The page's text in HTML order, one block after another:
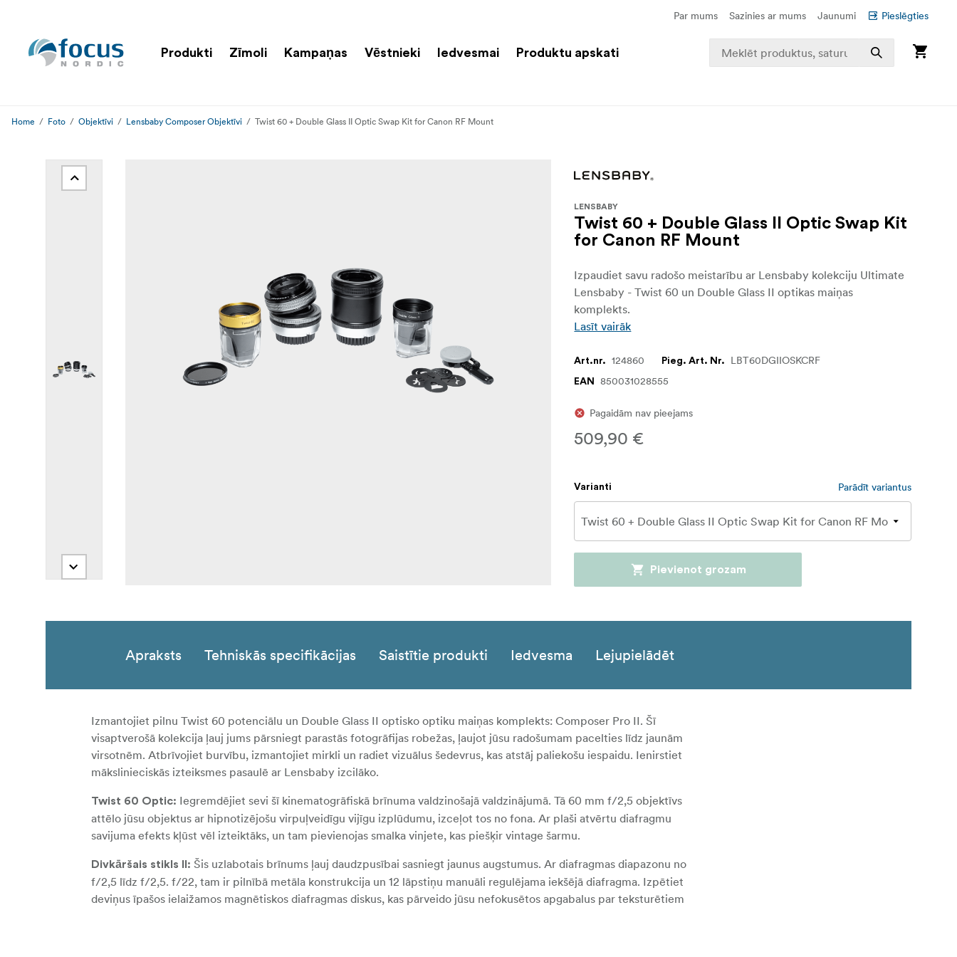
Par mums Sazinies ar mums Jaunumi Pieslēgties
Produkti Zīmoli Kampaņas Vēstnieki Iedvesmai Produktu apskati
Home Foto Objektīvi Lensbaby Composer Objektīvi Twist 60 + Double Glass II Optic Swap Kit for Canon RF Mount
LENSBABY
Twist 60 + Double Glass II Optic Swap Kit
for Canon RF Mount
Izpaudiet savu radošo meistarību ar Lensbaby kolekciju Ultimate
Lensbaby - Twist 60 un Double Glass II optikas maiņas
komplekts.
Lasīt vairāk
Art.nr. 124860 Pieg. Art. Nr. LBT60DGIIOSKCRF
EAN 850031028555
Pagaidām nav pieejams
509,90 €
Varianti Parādīt variantus
Pievienot grozam
Apraksts Tehniskās specifikācijas Saistītie produkti Iedvesma Lejupielādēt
Izmantojiet pilnu Twist 60 potenciālu un Double Glass II optisko optiku maiņas komplekts: Composer Pro II. Šī
visaptverošā kolekcija ļauj jums pārsniegt parastās fotogrāfijas robežas, ļaujot jūsu radošumam pacelties līdz jaunām
virsotnēm. Atbrīvojiet burvību, izmantojiet mirkli un radiet vizuālus šedevrus, kas atstāj paliekošu iespaidu. Ienirstiet
mākslinieciskās izteiksmes pasaulē ar Lensbaby izcilāko.
Twist 60 Optic: Iegremdējiet sevi šī kinematogrāfiskā brīnuma valdzinošajā valdzinājumā. Tā 60 mm f/2,5 objektīvs
attēlo jūsu objektus ar hipnotizējošu virpuļveidīgu vijīgu izplūdumu, izceļot tos no fona. Ar plaši atvērtu diafragmu
savijuma efekts kļūst vēl izteiktāks, un tam pievienojas smalka vinjete, kas piešķir vintage šarmu.
Divkāršais stikls II: Šis uzlabotais brīnums ļauj daudzpusībai sasniegt jaunus augstumus. Ar diafragmas diapazonu no
f/2,5 līdz f/2,5. f/22, tam ir pilnībā metāla konstrukcija un 12 lāpstiņu manuāli regulējama iekšējā diafragma. Izpētiet
deviņus īpašos ielaižamos magnētiskos diafragmas diskus, kas pārveido jūsu nefokusētos apgabalus par teksturētiem